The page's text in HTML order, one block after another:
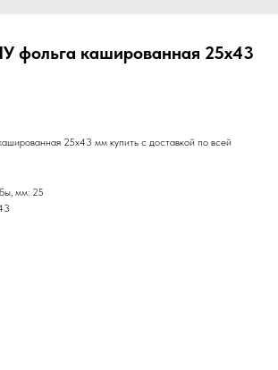
фольга кашированная 25х43
25х43 мм купить с доставкой по всей
мм: 25